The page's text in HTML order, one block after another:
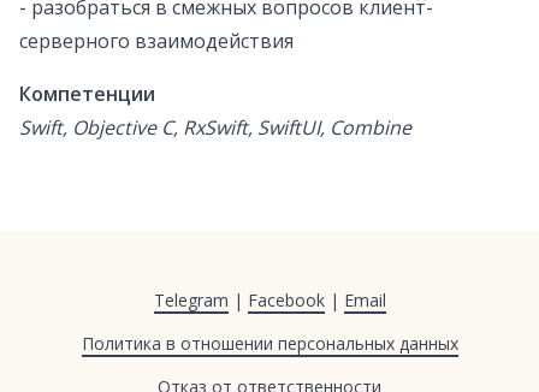
- разобраться в смежных вопросов клиент-
серверного взаимодействия
Компетенции
Swift, Objective C, RxSwift, SwiftUI, Combine
Telegram | Facebook| Email
Политика в отношении персональных данных
Отказ от ответственности